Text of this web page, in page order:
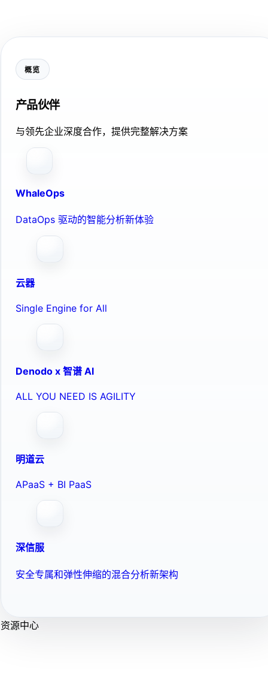
概览
产品伙伴
与领先企业深度合作，提供完整解决方案
WhaleOps
DataOps 驱动的智能分析新体验
云器
Single Engine for All
Denodo x 智谱 AI
ALL YOU NEED IS AGILITY
明道云
APaaS + BI PaaS
深信服
安全专属和弹性伸缩的混合分析新架构
资源中心